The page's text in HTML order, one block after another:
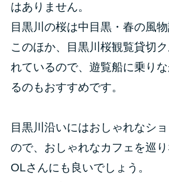
はありません。
目黒川の桜は中目黒・春の風物
このほか、目黒川桜観覧貸切
れているので、遊覧船に乗り
るのもおすすめです。
目黒川沿いにはおしゃれなシ
ので、おしゃれなカフェを巡
OLさんにも良いでしょう。